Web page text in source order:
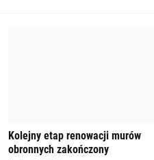
Kolejny etap renowacji murów
obronnych zakończony